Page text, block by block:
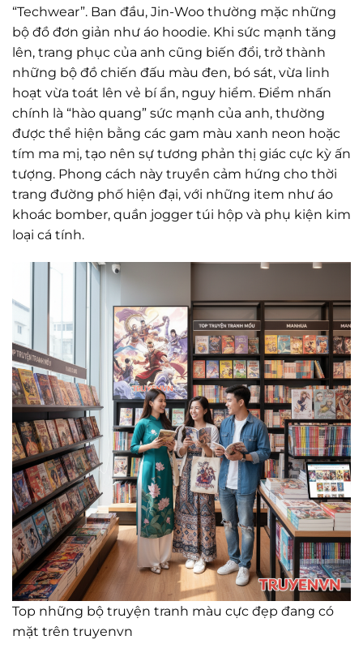
“Techwear”. Ban đầu, Jin-Woo thường mặc những
bộ đồ đơn giản như áo hoodie. Khi sức mạnh tăng
lên, trang phục của anh cũng biến đổi, trở thành
những bộ đồ chiến đấu màu đen, bó sát, vừa linh
hoạt vừa toát lên vẻ bí ẩn, nguy hiểm. Điểm nhấn
chính là “hào quang” sức mạnh của anh, thường
được thể hiện bằng các gam màu xanh neon hoặc
tím ma mị, tạo nên sự tương phản thị giác cực kỳ ấn
tượng. Phong cách này truyền cảm hứng cho thời
trang đường phố hiện đại, với những item như áo
khoác bomber, quần jogger túi hộp và phụ kiện kim
loại cá tính.
Top những bộ truyện tranh màu cực đẹp đang có
mặt trên truyenvn